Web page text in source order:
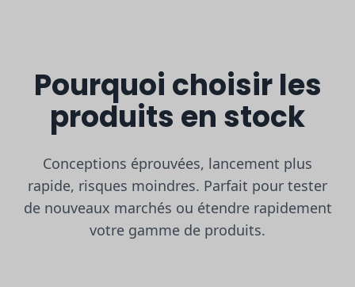
Pourquoi choisir les
produits en stock
Conceptions éprouvées, lancement plus
rapide, risques moindres. Parfait pour tester
de nouveaux marchés ou étendre rapidement
votre gamme de produits.